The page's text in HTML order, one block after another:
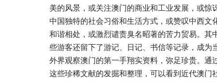
美的风景，或关注澳门的商业和工业发展，或惊
中国独特的社会习俗和生活方式，或赞叹中西文
和谐相处，或激烈谴责臭名昭著的苦力贸易。其
些游客还留下了游记、日记、书信等记录，成为
外界观察澳门的第一手翔实资料，弥足珍贵。通
这些珍稀文献的发掘和整理，可以看到近代澳门